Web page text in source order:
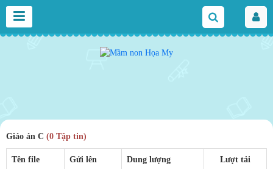
Giáo án C (0 Tập tin)
Tên file Gửi lên Dung lượng Lượt tải